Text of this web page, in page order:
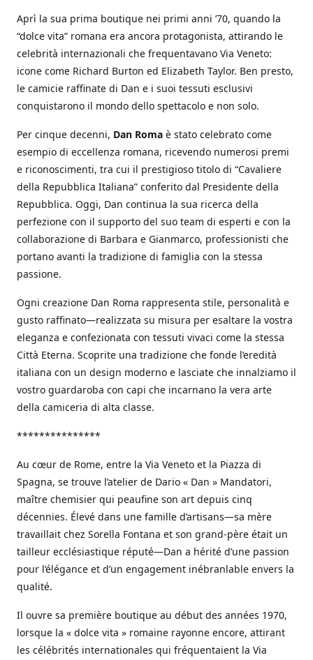
Aprì la sua prima boutique nei primi anni ’70, quando la
“dolce vita” romana era ancora protagonista, attirando le
celebrità internazionali che frequentavano Via Veneto:
icone come Richard Burton ed Elizabeth Taylor. Ben presto,
le camicie raffinate di Dan e i suoi tessuti esclusivi
conquistarono il mondo dello spettacolo e non solo.
Per cinque decenni, Dan Roma è stato celebrato come
esempio di eccellenza romana, ricevendo numerosi premi
e riconoscimenti, tra cui il prestigioso titolo di “Cavaliere
della Repubblica Italiana” conferito dal Presidente della
Repubblica. Oggi, Dan continua la sua ricerca della
perfezione con il supporto del suo team di esperti e con la
collaborazione di Barbara e Gianmarco, professionisti che
portano avanti la tradizione di famiglia con la stessa
passione.
Ogni creazione Dan Roma rappresenta stile, personalità e
gusto raffinato—realizzata su misura per esaltare la vostra
eleganza e confezionata con tessuti vivaci come la stessa
Città Eterna. Scoprite una tradizione che fonde l’eredità
italiana con un design moderno e lasciate che innalziamo il
vostro guardaroba con capi che incarnano la vera arte
della camiceria di alta classe.
***************
Au cœur de Rome, entre la Via Veneto et la Piazza di
Spagna, se trouve l’atelier de Dario « Dan » Mandatori,
maître chemisier qui peaufine son art depuis cinq
décennies. Élevé dans une famille d’artisans—sa mère
travaillait chez Sorella Fontana et son grand-père était un
tailleur ecclésiastique réputé—Dan a hérité d’une passion
pour l’élégance et d’un engagement inébranlable envers la
qualité.
Il ouvre sa première boutique au début des années 1970,
lorsque la « dolce vita » romaine rayonne encore, attirant
les célébrités internationales qui fréquentaient la Via